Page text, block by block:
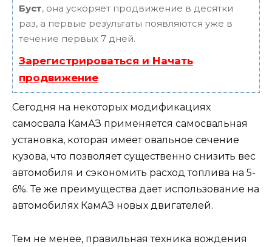
Буст, она ускоряет продвижение в десятки
раз, а первые результаты появляются уже в
течение первых 7 дней.
Зарегистрироваться и Начать
продвижение
Сегодня на некоторых модификациях
самосвала КамАЗ применяется самосвальная
установка, которая имеет овальное сечение
кузова, что позволяет существенно снизить вес
автомобиля и сэкономить расход топлива на 5-
6%. Те же преимущества дает использование на
автомобилях КамАЗ новых двигателей.
Тем не менее, правильная техника вождения